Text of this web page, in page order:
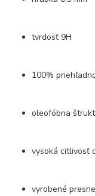
tvrdosť 9H
100%
oleofóbna
vysoká citlivosť
vyrobené